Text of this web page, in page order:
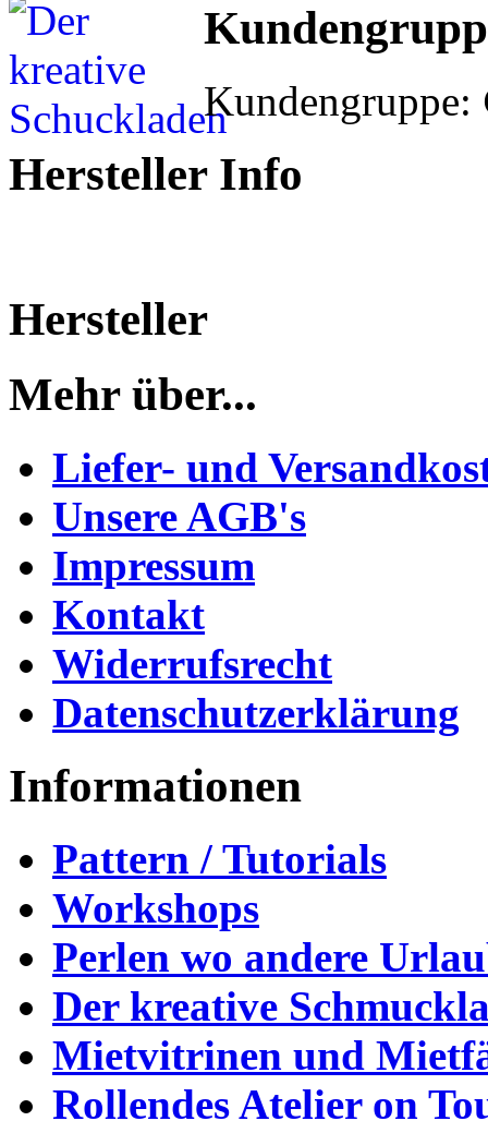
Kundengruppe:
Hersteller Info
Hersteller
Mehr über...
Liefer- und
Unsere AGB's
Impressum
Kontakt
Widerrufsrecht
Datenschutzerklärung
Informationen
Pattern / Tutorials
Workshops
Perlen wo andere
Der kreative
Mietvitrinen und
Rollendes Atelier on